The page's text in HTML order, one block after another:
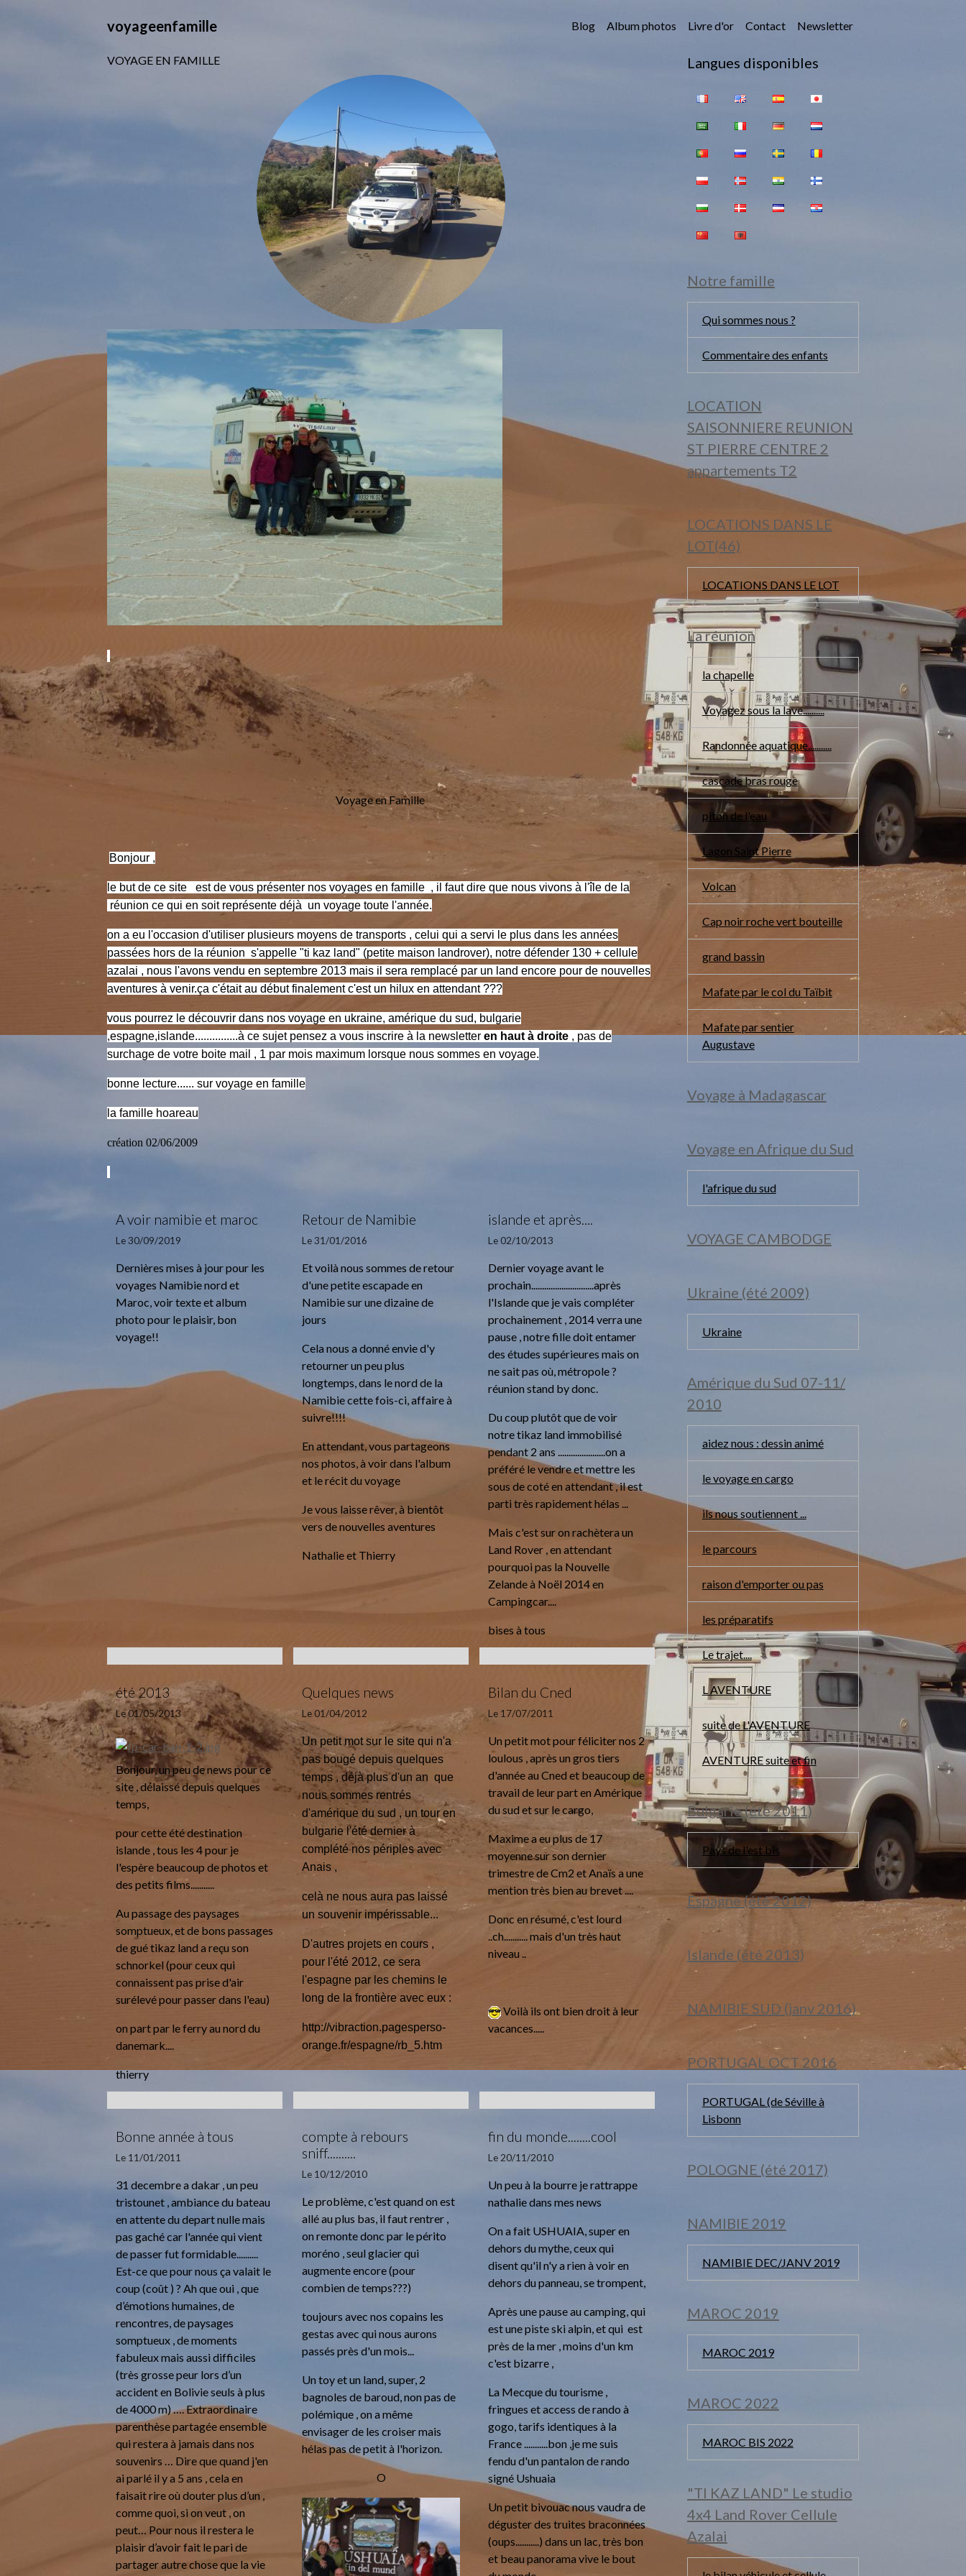
voyageenfamille Blog Album photos Livre d'or Contact Newsletter
VOYAGE EN FAMILLE
Voyage en Famille
Bonjour ,
le but de ce site est de vous présenter nos voyages en famille , il faut dire que nous vivons à l'île de la
réunion ce qui en soit représente déjà un voyage toute l'année.
on a eu l'occasion d'utiliser plusieurs moyens de transports , celui qui a servi le plus dans les années
passées hors de la réunion s'appelle "ti kaz land" (petite maison landrover), notre défender 130 + cellule
azalai , nous l'avons vendu en septembre 2013 mais il sera remplacé par un land encore pour de nouvelles
aventures à venir.ça c'était au début finalement c'est un hilux en attendant ???
vous pourrez le découvrir dans nos voyage en ukraine, amérique du sud, bulgarie
,espagne,islande...............à ce sujet pensez a vous inscrire à la newsletteren haut à droite , pas de
surchage de votre boite mail , 1 par mois maximum lorsque nous sommes en voyage.
bonne lecture...... sur voyage en famille
la famille hoareau
création 02/06/2009
A voir namibie et maroc
Le 30/09/2019
Dernières mises à jour pour les
voyages Namibie nord et
Maroc, voir texte et album
photo pour le plaisir, bon
voyage!!
Retour de Namibie
Le 31/01/2016
Et voilà nous sommes de retour
d'une petite escapade en
Namibie sur une dizaine de
jours
Cela nous a donné envie d'y
retourner un peu plus
longtemps, dans le nord de la
Namibie cette fois-ci, affaire à
suivre!!!!
En attendant, vous partageons
nos photos, à voir dans l'album
et le récit du voyage
Je vous laisse rêver, à bientôt
vers de nouvelles aventures
Nathalie et Thierry
islande et après....
Le 02/10/2013
Dernier voyage avant le
prochain.............................après
l'Islande que je vais compléter
prochainement , 2014 verra une
pause , notre fille doit entamer
des études supérieures mais on
ne sait pas où, métropole ?
réunion stand by donc.
Du coup plutôt que de voir
notre tikaz land immobilisé
pendant 2 ans ......................on a
préféré le vendre et mettre les
sous de coté en attendant , il est
parti très rapidement hélas ...
Mais c'est sur on rachètera un
Land Rover , en attendant
pourquoi pas la Nouvelle
Zelande à Noël 2014 en
Campingcar....
bises à tous
été 2013
Le 01/05/2013
Bonjour, un peu de news pour ce
site , délaissé depuis quelques
temps,
pour cette été destination
islande , tous les 4 pour je
l'espère beaucoup de photos et
des petits films...........
Au passage des paysages
somptueux, et de bons passages
de gué tikaz land a reçu son
schnorkel (pour ceux qui
connaissent pas prise d'air
surélevé pour passer dans l'eau)
on part par le ferry au nord du
danemark....
thierry
Quelques news
Le 01/04/2012
Un petit mot sur le site qui n'a
pas bougé depuis quelques
temps , déjà plus d'un an que
nous sommes rentrés
d'amérique du sud , un tour en
bulgarie l'été dernier à
complété nos périples avec
Anais ,
celà ne nous aura pas laissé
un souvenir impérissable...
D'autres projets en cours ,
pour l'été 2012, ce sera
l'espagne par les chemins le
long de la frontière avec eux :
http://vibraction.pagesperso-
orange.fr/espagne/rb_5.htm
Bilan du Cned
Le 17/07/2011
Un petit mot pour féliciter nos 2
loulous , après un gros tiers
d'année au Cned et beaucoup de
travail de leur part en Amérique
du sud et sur le cargo,
Maxime a eu plus de 17
moyenne sur son dernier
trimestre de Cm2 et Anaïs a une
mention très bien au brevet ....
Donc en résumé, c'est lourd
..ch........... mais d'un très haut
niveau ..
Voilà ils ont bien droit à leur
vacances.....
Bonne année à tous
Le 11/01/2011
31 decembre a dakar , un peu
tristounet , ambiance du bateau
en attente du depart nulle mais
pas gaché car l'année qui vient
de passer fut formidable..........
Est-ce que pour nous ça valait le
coup (coût ) ? Ah que oui , que
d’émotions humaines, de
rencontres, de paysages
somptueux , de moments
fabuleux mais aussi difficiles
(très grosse peur lors d’un
accident en Bolivie seuls à plus
de 4000 m) …. Extraordinaire
parenthèse partagée ensemble
qui restera à jamais dans nos
souvenirs … Dire que quand j'en
ai parlé il y a 5 ans , cela en
faisait rire où douter plus d’un ,
comme quoi, si on veut , on
peut… Pour nous il restera le
plaisir d’avoir fait le pari de
partager autre chose que la vie
compte à rebours
sniff..........
Le 10/12/2010
Le problème, c'est quand on est
allé au plus bas, il faut rentrer ,
on remonte donc par le périto
moréno , seul glacier qui
augmente encore (pour
combien de temps???)
toujours avec nos copains les
gestas avec qui nous aurons
passés près d'un mois...
Un toy et un land, super, 2
bagnoles de baroud, non pas de
polémique , on a même
envisager de les croiser mais
hélas pas de petit à l'horizon.
O
fin du monde........cool
Le 20/11/2010
Un peu à la bourre je rattrappe
nathalie dans mes news
On a fait USHUAIA, super en
dehors du mythe, ceux qui
disent qu'il n'y a rien à voir en
dehors du panneau, se trompent,
Après une pause au camping, qui
est une piste ski alpin, et qui est
près de la mer , moins d'un km
c'est bizarre ,
La Mecque du tourisme ,
fringues et access de rando à
gogo, tarifs identiques à la
France ...........bon ,je me suis
fendu d'un pantalon de rando
signé Ushuaia
Un petit bivouac nous vaudra de
déguster des truites braconnées
(oups...........) dans un lac, très bon
et beau panorama vive le bout
Langues disponibles
Notre famille
Qui sommes nous ?
Commentaire des enfants
LOCATION
SAISONNIERE REUNION
ST PIERRE CENTRE 2
appartements T2
LOCATIONS DANS LE
LOT(46)
LOCATIONS DANS LE LOT
La réunion
la chapelle
Voyagez sous la lave..........
Randonnée aquatique...........
cascade bras rouge
piton de l'eau
Lagon Saint Pierre
Volcan
Cap noir roche vert bouteille
grand bassin
Mafate par le col du Taïbit
Mafate par sentier
Augustave
Voyage à Madagascar
Voyage en Afrique du Sud
l'afrique du sud
VOYAGE CAMBODGE
Ukraine (été 2009)
Ukraine
Amérique du Sud 07-11/
2010
aidez nous : dessin animé
le voyage en cargo
ils nous soutiennent ...
le parcours
raison d'emporter ou pas
les préparatifs
Le trajet....
L AVENTURE
suite de L'AVENTURE
AVENTURE suite et fin
Bulgarie (été 2011)
Pays de l'est bis
Espagne (été 2012)
Islande (été 2013)
NAMIBIE SUD (janv 2016)
PORTUGAL OCT 2016
PORTUGAL (de Séville à
Lisbonn
POLOGNE (été 2017)
NAMIBIE 2019
NAMIBIE DEC/JANV 2019
MAROC 2019
MAROC 2019
MAROC 2022
MAROC BIS 2022
"TI KAZ LAND" Le studio
4x4 Land Rover Cellule
Azalai